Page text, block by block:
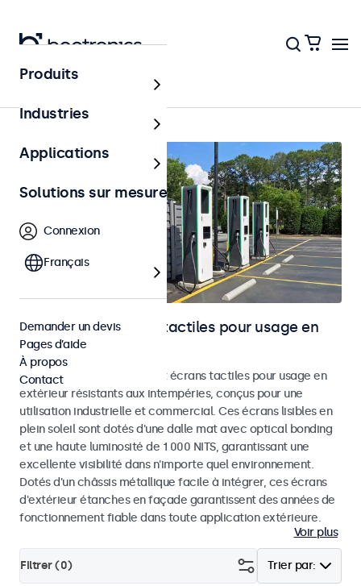
Accueil
Moniteurs et écrans tactiles pour usage en
extérieur
Découvrez nos moniteurs et écrans tactiles pour usage en
extérieur résistants aux intempéries, conçus pour une
utilisation industrielle et commercial. Ces écrans lisibles en
plein soleil sont dotés d'une dalle mat avec optical bonding
et une haute luminosité de 1 000 NITS, garantissant une
excellente visibilité dans n'importe quel environnement.
Dotés d'un châssis métallique facile à intégrer, ces écrans
d'extérieur étanches en façade garantissent des années de
fonctionnement fiable dans toute application extérieure.
Voir plus
Trier par:
Filtrer (0)
Produits
Industries
Applications
Solutions sur mesure
Connexion
Français
Demander un devis
Pages d’aide
À propos
Contact